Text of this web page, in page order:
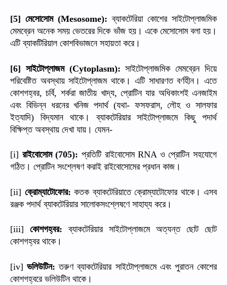
[5] মেসোসোম(Mesosome):ব্যাকটেরিয়া কোশের সাইটোপ্লাজমিক
মেমব্রেন অনেক সময় ভেতরের দিকে ভাঁজ হয়। একে মেসোসোম বলা হয়।
এটি ব্যাকটিরিয়াল কোশবিভাজনে সহায়তা করে।
[6] সাইটোপ্লাজম(Cytoplasm):সাইটোপ্লাজমিক মেমব্রেন দিয়ে
পরিবেষ্টিত অবস্থায় সাইটোপ্লাজম থাকে। এটি সাধারণত বর্ণহীন। এতে
কোশগহ্বর,চর্বি, শর্করা জাতীয় খাদ্য, প্রোটিন যার অধিকাংশই এনজাইম
এবং বিভিন্ন ধরনের খনিজ পদার্থ(যথা- ফসফরাস,লৌহ ও সালফার
ইত্যাদি) বিদ্যমান থাকে। ব্যাকটেরিয়ার সাইটোপ্লাজমে কিছু পদার্থ
বিক্ষিপ্ত অবস্থায় দেখা যায়। যেমন-
[i] রাইবোসোম(705): প্রতিটি রাইবোসোমRNA ও প্রোটিন সহযোগে
গঠিত। প্রোটিন সংশ্লেষণ করাই রাইবোসোমের প্রধান কাজ।
[ii] ক্রোম্যাটোফোর: কতক ব্যাকটেরিয়াতে ক্রোম্যাটোফোর থাকে। এসব
রঞ্জক পদার্থ ব্যাকটেরিয়ার সালোকসংশ্লেষণে সাহায্য করে।
[iii] কোশগহ্বর:ব্যাকটেরিয়ার সাইটোপ্লাজমে অত্যন্ত ছোট ছোট
কোশগহ্বর থাকে।
[iv]ভলিউটিন:তরুণ ব্যাকটেরিয়ার সাইটোপ্লাজমে এবং পুরাতন কোশের
কোশগহ্বরে ভলিউটিন থাকে।